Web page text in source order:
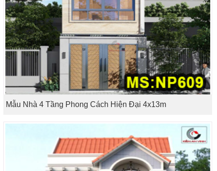
Mẫu Nhà 4 Tầng Phong Cách Hiện Đại 4x13m